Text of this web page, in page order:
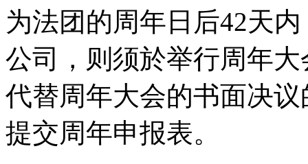
为法团的周年日后42天
公司，则须於举行周年
代替周年大会的书面决
提交周年申报表。